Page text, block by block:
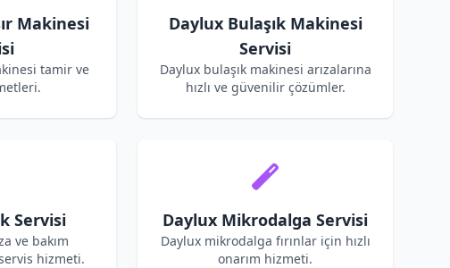
Makinesi
tamir ve
Daylux Bulaşık Makinesi
Servisi
Daylux bulaşık makinesi arızalarına
hızlı ve güvenilir çözümler.
Servisi
ve bakım
hizmeti.
Daylux Mikrodalga Servisi
Daylux mikrodalga fırınlar için hızlı
onarım hizmeti.